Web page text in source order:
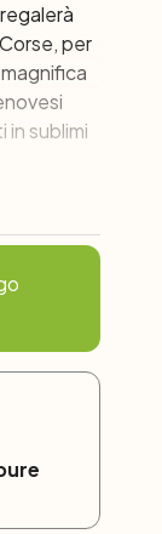
per
sublimi
A
capitale
sul Golfo.
è